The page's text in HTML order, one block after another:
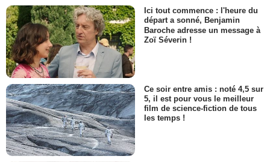
Ici tout commence : l'heure du
départ a sonné, Benjamin
Baroche adresse un message à
Zoï Séverin !
Ce soir entre amis : noté 4,5 sur
5, il est pour vous le meilleur
film de science-fiction de tous
les temps !